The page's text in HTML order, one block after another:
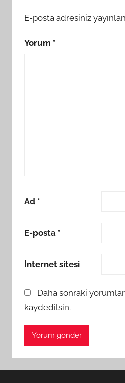
E-posta adresiniz
Yorum *
Ad *
E-posta *
İnternet sitesi
Daha sonraki
kaydedilsin.